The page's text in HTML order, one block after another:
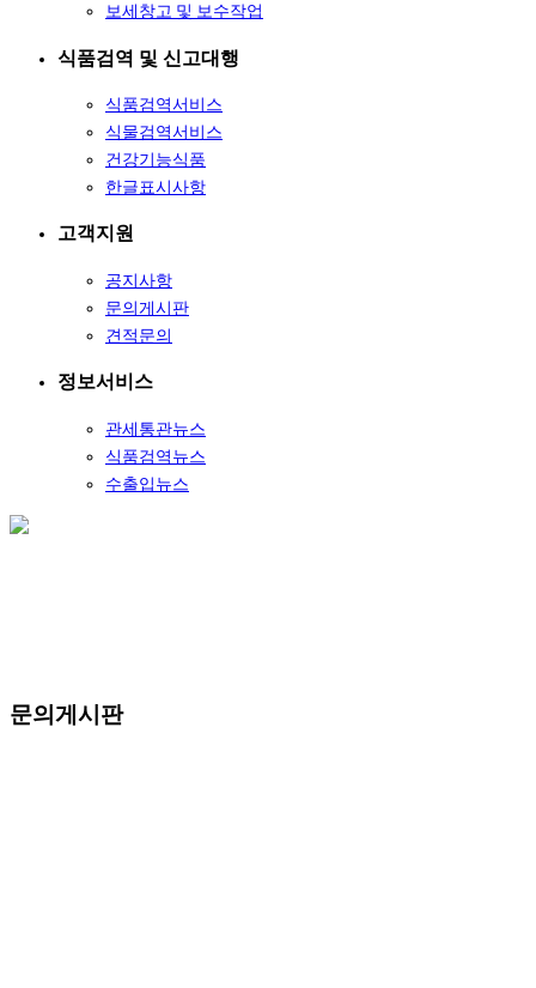
보세창고 및 보수작업
식품검역 및 신고대행
식품검역서비스
식물검역서비스
건강기능식품
한글표시사항
고객지원
공지사항
문의게시판
견적문의
정보서비스
관세통관뉴스
식품검역뉴스
수출입뉴스
문의게시판